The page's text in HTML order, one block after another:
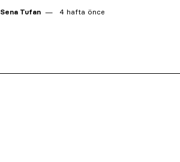
Sena Tufan 4 hafta önce